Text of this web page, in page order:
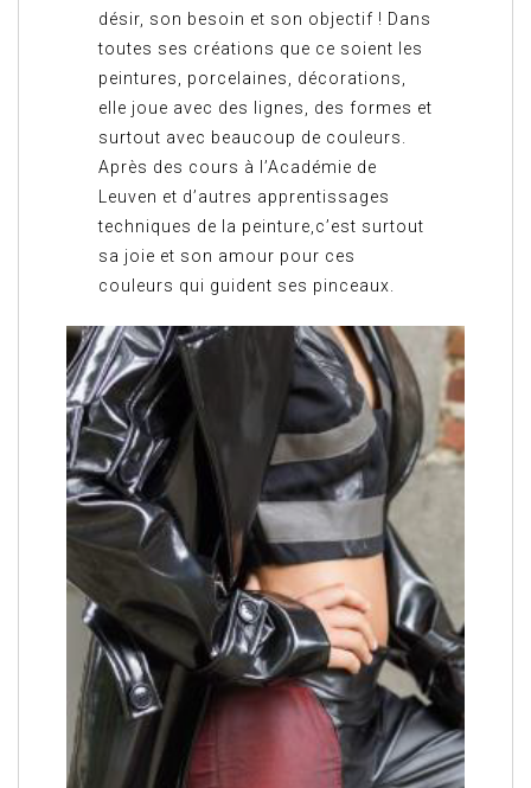
désir, son besoin et son objectif ! Dans
toutes ses créations que ce soient les
peintures, porcelaines, décorations,
elle joue avec des lignes, des formes et
surtout avec beaucoup de couleurs.
Après des cours à l’Académie de
Leuven et d’autres apprentissages
techniques de la peinture,c’est surtout
sa joie et son amour pour ces
couleurs qui guident ses pinceaux.